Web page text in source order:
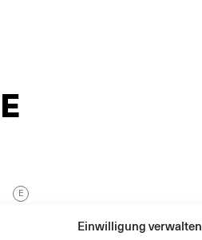
Einwilligung verwalten
E